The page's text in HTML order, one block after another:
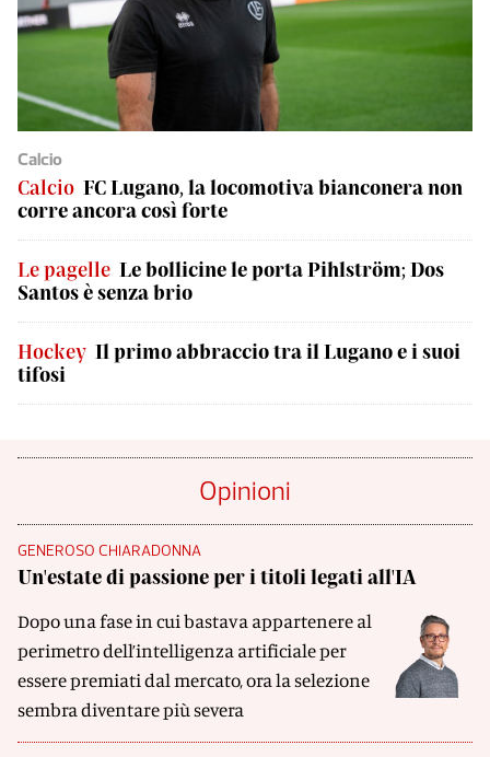
Calcio
Calcio FC Lugano, la locomotiva bianconera non
corre ancora così forte
Le pagelle Le bollicine le porta Pihlström; Dos
Santos è senza brio
Hockey Il primo abbraccio tra il Lugano e i suoi
tifosi
Opinioni
GENEROSO CHIARADONNA
Un'estate di passione per i titoli legati all'IA
Dopo una fase in cui bastava appartenere al
perimetro dell’intelligenza artificiale per
essere premiati dal mercato, ora la selezione
sembra diventare più severa